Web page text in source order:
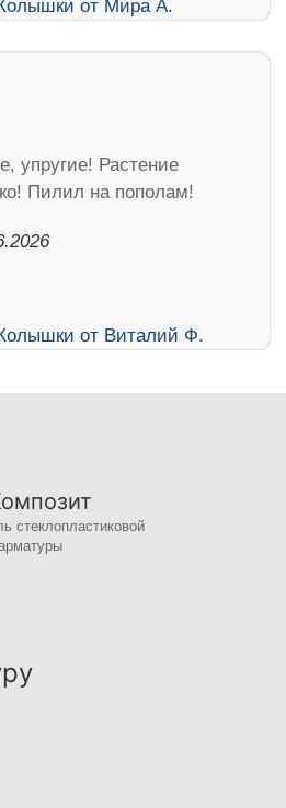
упругие! Растение
Пилил на пополам!
стеклопластиковой